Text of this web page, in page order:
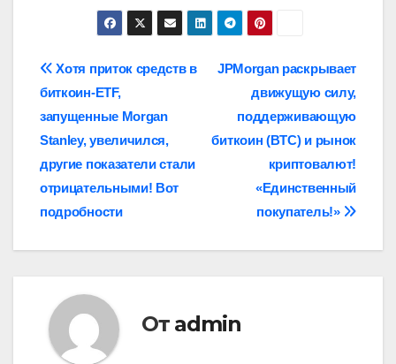
Навигация
по
записям
JPMorgan раскрывает
движущую силу,
поддерживающую
биткоин (BTC) и рынок
криптовалют!
«Единственный
покупатель!»
Хотя приток средств в
биткоин-ETF,
запущенные Morgan
Stanley, увеличился,
другие показатели стали
отрицательными! Вот
подробности
От admin